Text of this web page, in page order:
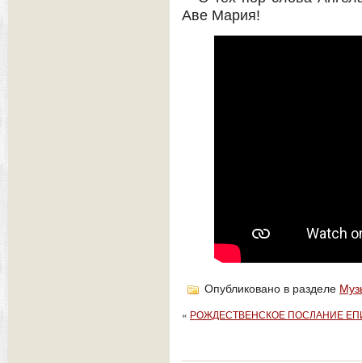
Аве Мария!
Опубликовано в разделе
« РОЖДЕСТВЕНСКОЕ ПОСЛАНИЕ